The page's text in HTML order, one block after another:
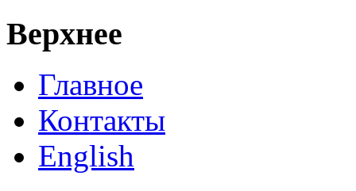
Верхнее
Главное
Контакты
English